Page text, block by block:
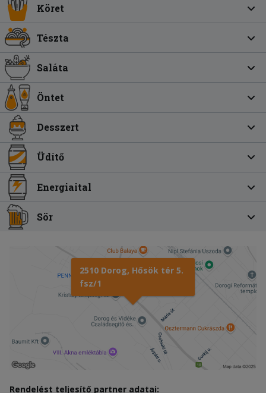
Köret
Tészta
Saláta
Öntet
Desszert
Üdítő
Energiaital
Sör
2510 Dorog, Hősök tér 5.
fsz/1
Rendelést teljesítő partner adatai: